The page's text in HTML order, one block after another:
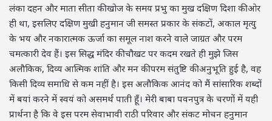
लंका दहन और माता सीता की खोज के समय प्रभु का मुख दक्षिण दिशा की ओर
ही था, इसलिए दक्षिण मुखी हनुमान जी समस्त प्रकार के संकटों, अकाल मृत्यु
के भय और नकारात्मक ऊर्जा का समूल नाश करने वाले जाग्रत और परम
चमत्कारी देव हैं। इस सिद्ध मंदिर की चौखट पर कदम रखते ही मुझे जिस
अलौकिक, दिव्य आत्मिक शांति और मन की परम संतुष्टि की अनुभूति हुई है, वह
किसी दिव्य समाधि से कम नहीं है। इस अलौकिक आनंद को मैं सांसारिक शब्दों
में बयां करने में स्वयं को असमर्थ पाती हूँ। मेरी बाबा पवनपुत्र के चरणों में यही
प्रार्थना है कि वे इस परम सेवाभावी राठी परिवार और संकट मोचन हनुमान